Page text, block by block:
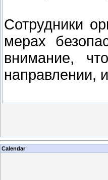
Сотрудники
мерах
внимание,
направлении,
Calendar